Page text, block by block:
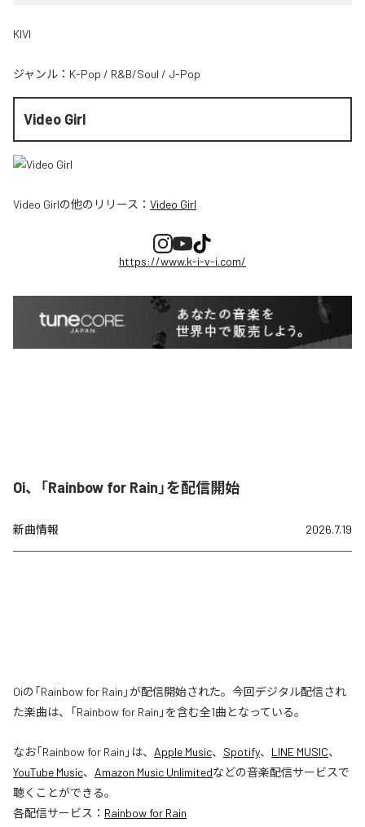
KIVI
ジャンル： K-Pop / R&B/Soul / J-Pop
Video Girl
Video Girlの他のリリース： Video Girl
https://www.k-i-v-i.com/
Oi、「Rainbow for Rain」を配信開始
新曲情報 2026.7.19
Oiの「Rainbow for Rain」が配信開始された。今回デジタル配信され
た楽曲は、「Rainbow for Rain」を含む全1曲となっている。
なお「Rainbow for Rain 」は、 Apple Music、 Spotify、 LINE MUSIC、
YouTube Music、 Amazon Music Unlimitedなどの音楽配信サービスで
聴くことができる。
各配信サービス： Rainbow for Rain